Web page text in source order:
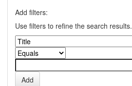
Add filters:
Use filters to refine the search results.